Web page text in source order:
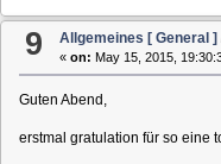
9 Allgemeines [ General ]
«on: May 15, 2015,
Guten Abend,
erstmal gratulation für so eine